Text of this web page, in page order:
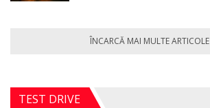
ÎNCARCĂ MAI MULTE ARTICOLE
TEST DRIVE